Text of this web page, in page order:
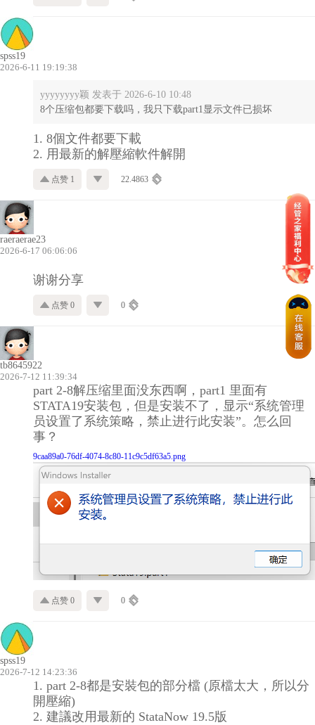
spss19
2026-6-11 19:19:38
yyyyyyyy颖 发表于 2026-6-10 10:48
8个压缩包都要下载吗，我只下载part1显示文件已损坏
1. 8個文件都要下載
2. 用最新的解壓縮軟件解開
点赞 1 22.4863
raeraerae23
2026-6-17 06:06:06
谢谢分享
点赞 0 0
tb8645922
2026-7-12 11:39:34
part 2-8解压缩里面没东西啊，part1 里面有
STATA19安装包，但是安装不了，显示“系统管理
员设置了系统策略，禁止进行此安装”。怎么回
事？
9caa89a0-76df-4074-8c80-11c9c5df63a5.png
点赞 0 0
spss19
2026-7-12 14:23:36
1. part 2-8都是安裝包的部分檔 (原檔太大，所以分
開壓縮)
2. 建議改用最新的 StataNow 19.5版